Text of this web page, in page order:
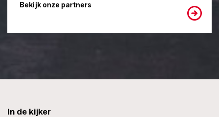
Bekijk onze partners
In de kijker